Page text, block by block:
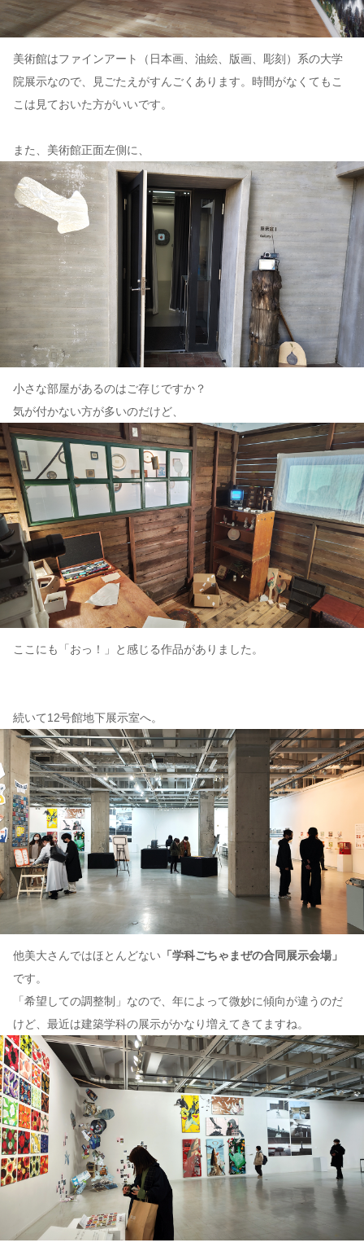
美術館はファインアート（日本画、油絵、版画、彫刻）系の大学
院展示なので、見ごたえがすんごくあります。時間がなくてもこ
こは見ておいた方がいいです。
また、美術館正面左側に、
小さな部屋があるのはご存じですか？
気が付かない方が多いのだけど、
ここにも「おっ！」と感じる作品がありました。
続いて12号館地下展示室へ。
他美大さんではほとんどない 「学科ごちゃまぜの合同展示会場」
です。
「希望しての調整制」なので、年によって微妙に傾向が違うのだ
けど、最近は建築学科の展示がかなり増えてきてますね。